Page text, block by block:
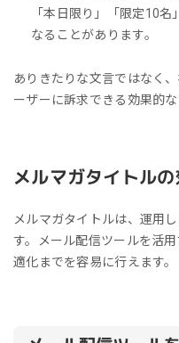
「本日限り」「限定10
なることがあります。
ありきたりな文言ではなく
ーザーに訴求できる効果的
メルマガタイトル
メルマガタイトルは、運用
す。メール配信ツールを活
適化までを容易に行えます。